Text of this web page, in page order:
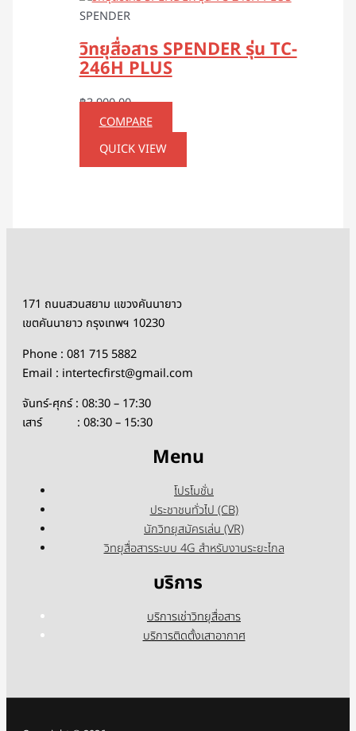
SPENDER
วิทยุสื่อสาร SPENDER รุ่น TC-
246H PLUS
฿3,900.00
COMPARE
QUICK VIEW
171 ถนนสวนสยาม แขวงคันนายาว
เขตคันนายาว กรุงเทพฯ 10230
Phone : 081 715 5882
Email : intertecfirst@gmail.com
จันทร์-ศุกร์ : 08:30 – 17:30
เสาร์ : 08:30 – 15:30
Menu
โปรโมชั่น
ประชาชนทั่วไป (CB)
นักวิทยุสมัครเล่น (VR)
วิทยุสื่อสารระบบ 4G สำหรับงานระยะไกล
บริการ
บริการเช่าวิทยุสื่อสาร
บริการติดตั้งเสาอากาศ